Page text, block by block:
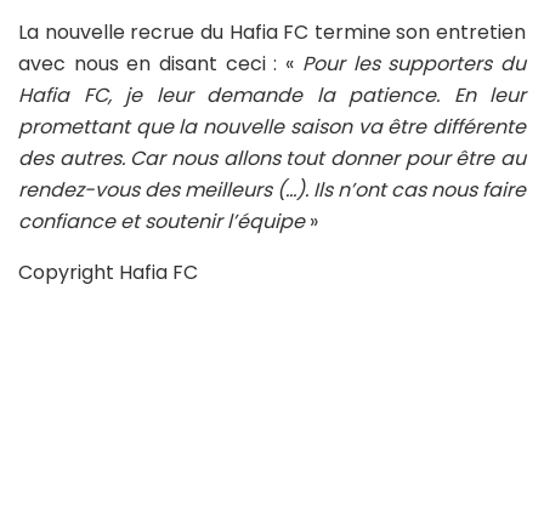
La nouvelle recrue du Hafia FC termine son entretien
avec nous en disant ceci : « Pour les supporters du
Hafia FC, je leur demande la patience. En leur
promettant que la nouvelle saison va être différente
des autres. Car nous allons tout donner pour être au
rendez-vous des meilleurs (…). Ils n’ont cas nous faire
confiance et soutenir l’équipe»
Copyright Hafia FC